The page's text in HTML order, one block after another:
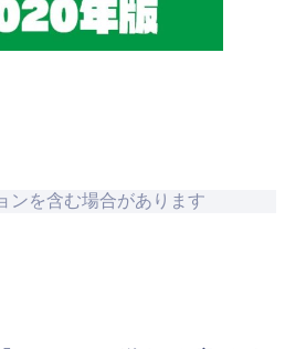
ンを含む場合があります